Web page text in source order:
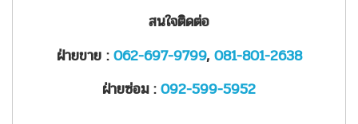
สนใจติดต่อ
ฝ่ายขาย :062-697-9799, 081-801-2638
ฝ่ายซ่อม :092-599-5952